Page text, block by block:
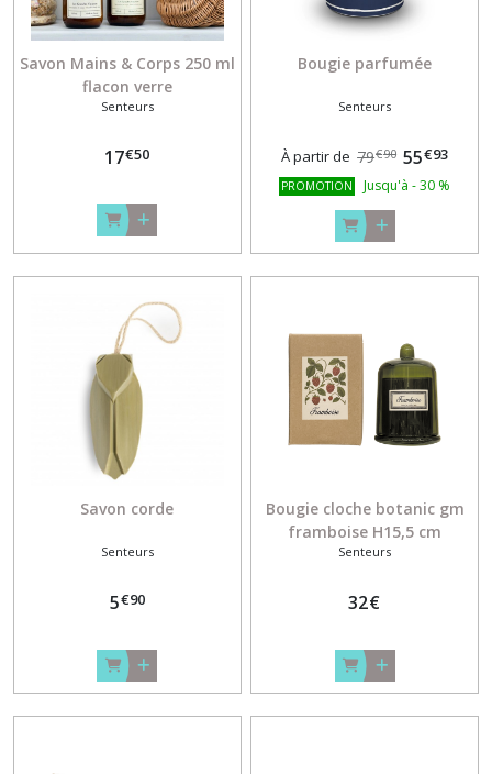
Savon Mains & Corps 250 ml
flacon verre
Senteurs
17€50
Bougie parfumée
Senteurs
À partir de 79€90 55€93
PROMOTION Jusqu'à -30 %
Savon corde
Senteurs
5€90
Bougie cloche botanic gm
framboise H15,5 cm
Senteurs
32€